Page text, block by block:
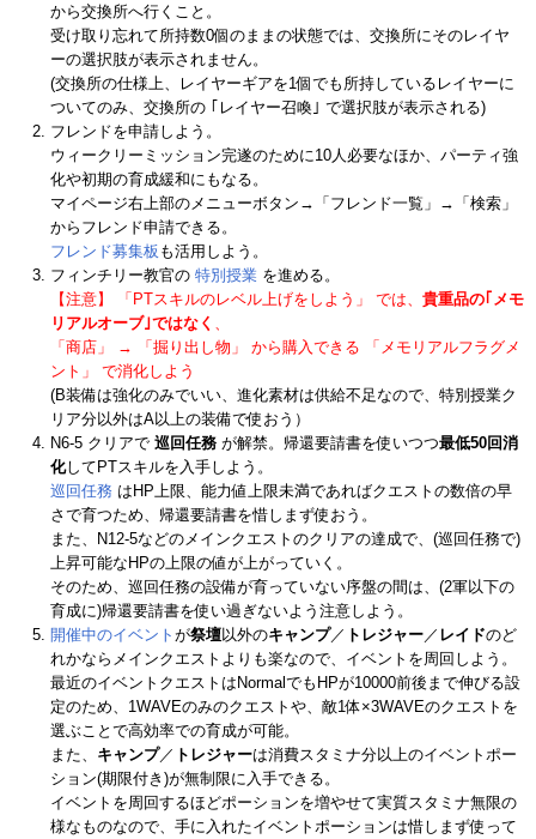
から交換所へ行くこと。
受け取り忘れて所持数0個のままの状態では、交換所にそのレイヤ
ーの選択肢が表示されません。
(交換所の仕様上、レイヤーギアを1個でも所持しているレイヤーに
ついてのみ、交換所の ｢レイヤー召喚｣ で選択肢が表示される)
フレンドを申請しよう。
ウィークリーミッション完遂のために10人必要なほか、パーティ強
化や初期の育成緩和にもなる。
マイページ右上部のメニューボタン→「フレンド一覧」→「検索」
からフレンド申請できる。
フレンド募集板 も活用しよう。
フィンチリー教官の 特別授業 を進める。
【注意】 「PTスキルのレベル上げをしよう」 では、 貴重品の｢メモ
リアルオーブ｣ではなく
「商店」 → 「掘り出し物」 から購入できる 「メモリアルフラグメ
ント」 で消化しよう
(B装備は強化のみでいい、進化素材は供給不足なので、特別授業ク
リア分以外はA以上の装備で使おう）
N6-5 クリアで 巡回任務 が解禁。帰還要請書を使いつつ最低50回消
化してPTスキルを入手しよう。
巡回任務 はHP上限、能力値上限未満であればクエストの数倍の早
さで育つため、帰還要請書を惜しまず使おう。
また、N12-5などのメインクエストのクリアの達成で、(巡回任務で)
上昇可能なHPの上限の値が上がっていく。
そのため、巡回任務の設備が育っていない序盤の間は、(2軍以下の
育成に)帰還要請書を使い過ぎないよう注意しよう。
開催中のイベント が祭壇以外のキャンプ／ トレジャー ／ レイドのど
れかならメインクエストよりも楽なので、イベントを周回しよう。
最近のイベントクエストはNormalでもHPが10000前後まで伸びる設
定のため、1WAVEのみのクエストや、敵1体×3WAVEのクエストを
選ぶことで高効率での育成が可能。
また、 キャンプ／ トレジャーは消費スタミナ分以上のイベントポー
ション(期限付き)が無制限に入手できる。
イベントを周回するほどポーションを増やせて実質スタミナ無限の
様なものなので、手に入れたイベントポーションは惜しまず使って